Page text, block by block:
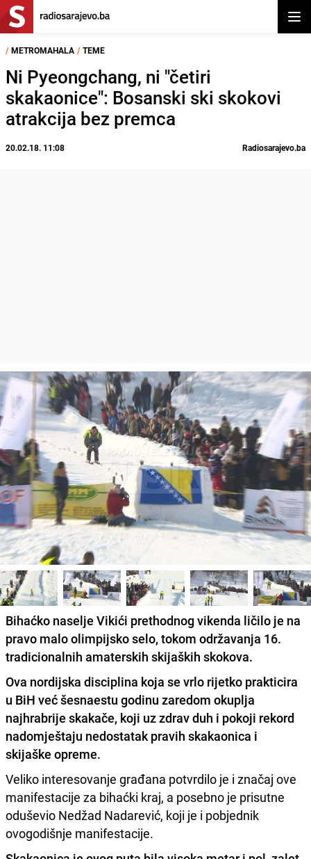
/ METROMAHALA / TEME
Ni Pyeongchang, ni "četiri
skakaonice": Bosanski ski skokovi
atrakcija bez premca
20.02.18. 11:08 Radiosarajevo.ba
Bihaćko naselje Vikići prethodnog vikenda ličilo je na
pravo malo olimpijsko selo, tokom održavanja 16.
tradicionalnih amaterskih skijaških skokova.
Ova nordijska disciplina koja se vrlo rijetko prakticira
u BiH već šesnaestu godinu zaredom okuplja
najhrabrije skakače, koji uz zdrav duh i pokoji rekord
nadomještaju nedostatak pravih skakaonica i
skijaške opreme.
Veliko interesovanje građana potvrdilo je i značaj ove
manifestacije za bihaćki kraj, a posebno je prisutne
oduševio Nedžad Nadarević, koji je i pobjednik
ovogodišnje manifestacije.